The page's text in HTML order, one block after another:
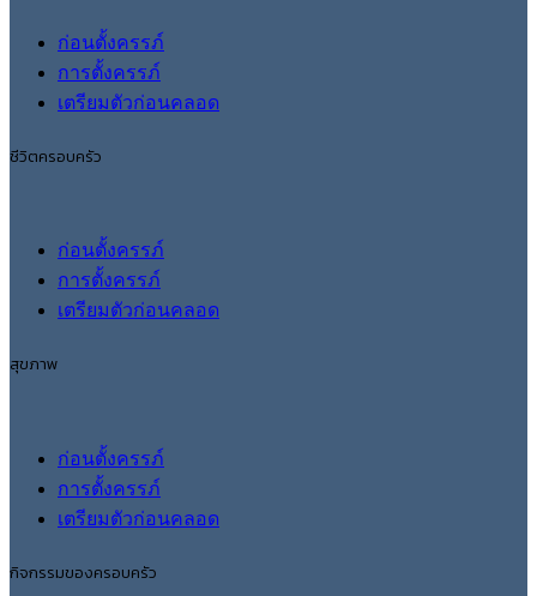
ก่อนตั้งครรภ์
การตั้งครรภ์
เตรียมตัวก่อนคลอด
ชีวิตครอบครัว
ก่อนตั้งครรภ์
การตั้งครรภ์
เตรียมตัวก่อนคลอด
สุขภาพ
ก่อนตั้งครรภ์
การตั้งครรภ์
เตรียมตัวก่อนคลอด
กิจกรรมของครอบครัว